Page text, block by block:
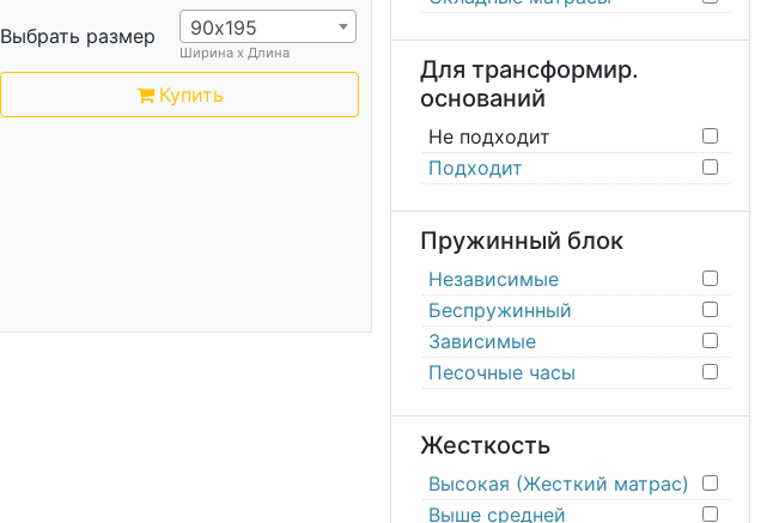
Выбрать размер 90х195
Ширина х Длина
Купить
Для трансформир.
оснований
Не подходит
Подходит
Пружинный блок
Независимые
Беспружинный
Зависимые
Песочные часы
Жесткость
Высокая (Жесткий матрас)
Выше средней